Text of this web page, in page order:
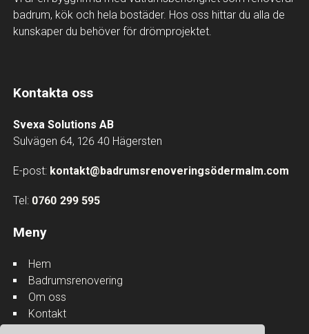
badrum, kök och hela bostäder. Hos oss hittar du alla de
kunskaper du behöver för drömprojektet.
Kontakta oss
Svexa Solutions AB
Sulvägen 64, 126 40 Hägersten
E-post: kontakt@badrumsrenoveringsödermalm.com
Tel: 0760 299 595
Meny
Hem
Badrumsrenovering
Om oss
Kontakt